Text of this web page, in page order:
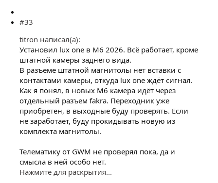
#33
titron написал(а):
Установил lux one в М6 2026. Всё работает, кроме
штатной камеры заднего вида.
В разъеме штатной магнитолы нет вставки с
контактами камеры, откуда lux one ждёт сигнал.
Как я понял, в новых М6 камера идёт через
отдельный разъем fakra. Переходник уже
приобретен, в выходные буду проверять. Если
не заработает, буду прокидывать новую из
комплекта магнитолы.
Телематику от GWM не проверял пока, да и
смысла в ней особо нет.
Нажмите для раскрытия...